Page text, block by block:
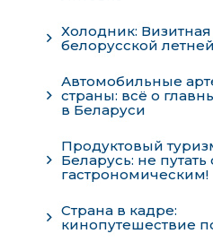
Холодник: Визитная
белорусской
Автомобильные
страны: всё о
в Беларуси
Продуктовый
Беларусь: не путать
гастрономическим!
Страна в кадре:
кинопутешествие